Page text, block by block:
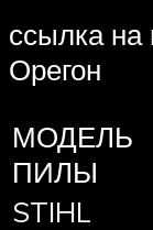
ссылка
Орегон
МОДЕЛЬ
ПИЛЫ
STIHL